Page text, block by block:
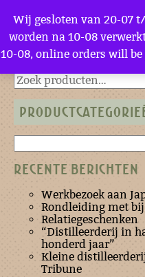
Terug naar de homepage
Zoeken
naar:
RECENTE BERICHTEN
Werkbezoek aan
Rondleiding met
Relatiegeschenken
“Distilleerderij in
honderd jaar”
Kleine
Tribune
Wij gesloten van 20-07
worden na 10-08
10-08, online orders will be